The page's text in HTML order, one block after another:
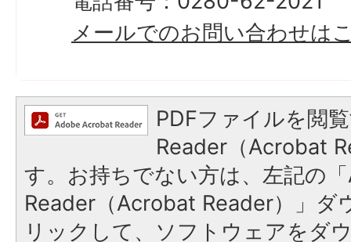
メールでのお問い合わせは
PDFファイルを閲
Reader（Acrobat
す。お持ちでない方は、左記の
Reader（Acrobat Reader）」ダ
リックして、ソフトウェアをダ